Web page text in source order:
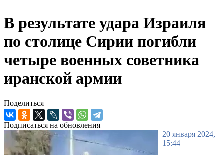
В результате удара Израиля
по столице Сирии погибли
четыре военных советника
иранской армии
Поделиться
Подписаться на обновления
20 января 2024,
15:44